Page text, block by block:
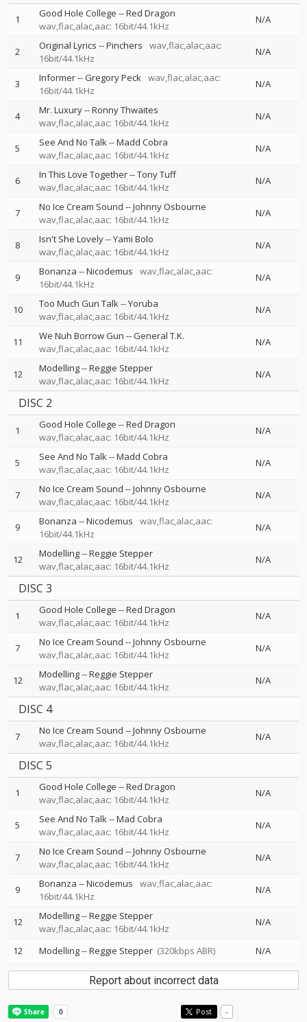
1 Good Hole College --Red Dragon
wav,flac,alac,aac: 16bit/44.1kHz
N/A
2 Original Lyrics --Pinchers
wav,flac,alac,aac:
16bit/44.1kHz
N/A
3 Informer--Gregory Peck wav,flac,alac,aac:
16bit/44.1kHz
N/A
4 Mr. Luxury--Ronny Thwaites
wav,flac,alac,aac: 16bit/44.1kHz
N/A
5 See And No Talk--Madd Cobra
wav,flac,alac,aac: 16bit/44.1kHz
N/A
6 In This Love Together--Tony Tuff
wav,flac,alac,aac: 16bit/44.1kHz
N/A
7 No Ice Cream Sound --Johnny Osbourne
wav,flac,alac,aac: 16bit/44.1kHz
N/A
8 Isn't She Lovely--Yami Bolo
wav,flac,alac,aac: 16bit/44.1kHz
N/A
9 Bonanza --Nicodemus
wav,flac,alac,aac:
16bit/44.1kHz
N/A
10 Too Much Gun Talk--Yoruba
wav,flac,alac,aac: 16bit/44.1kHz
N/A
11 We Nuh Borrow Gun --General T.K.
wav,flac,alac,aac: 16bit/44.1kHz
N/A
12 Modelling--Reggie Stepper
wav,flac,alac,aac: 16bit/44.1kHz
N/A
DISC 2
1 Good Hole College --Red Dragon
wav,flac,alac,aac: 16bit/44.1kHz
N/A
5 See And No Talk--Madd Cobra
wav,flac,alac,aac: 16bit/44.1kHz
N/A
7 No Ice Cream Sound --Johnny Osbourne
wav,flac,alac,aac: 16bit/44.1kHz
N/A
9 Bonanza --Nicodemus
wav,flac,alac,aac:
16bit/44.1kHz
N/A
12 Modelling--Reggie Stepper
wav,flac,alac,aac: 16bit/44.1kHz
N/A
DISC 3
1 Good Hole College --Red Dragon
wav,flac,alac,aac: 16bit/44.1kHz
N/A
7 No Ice Cream Sound --Johnny Osbourne
wav,flac,alac,aac: 16bit/44.1kHz
N/A
12 Modelling--Reggie Stepper
wav,flac,alac,aac: 16bit/44.1kHz
N/A
DISC 4
7 No Ice Cream Sound --Johnny Osbourne
wav,flac,alac,aac: 16bit/44.1kHz
N/A
DISC 5
1 Good Hole College --Red Dragon
wav,flac,alac,aac: 16bit/44.1kHz
N/A
5 See And No Talk--Mad Cobra
wav,flac,alac,aac: 16bit/44.1kHz
N/A
7 No Ice Cream Sound --Johnny Osbourne
wav,flac,alac,aac: 16bit/44.1kHz
N/A
9 Bonanza --Nicodemus
wav,flac,alac,aac:
16bit/44.1kHz
N/A
12 Modelling--Reggie Stepper
wav,flac,alac,aac: 16bit/44.1kHz
N/A
12 Modelling--Reggie Stepper (320kbps ABR) N/A
Report about incorrect data
Post -